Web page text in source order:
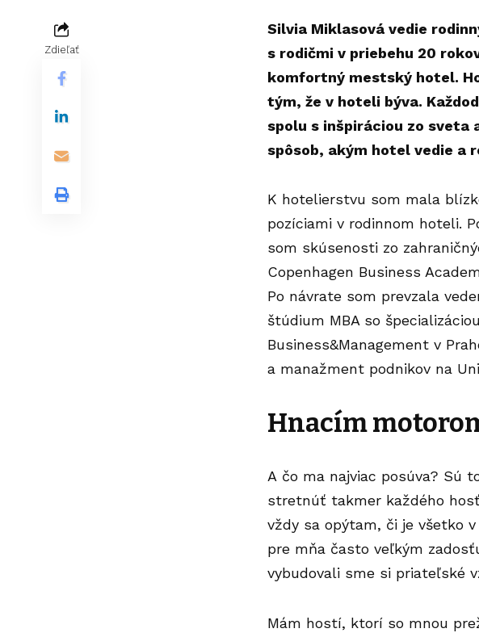
Zdieľať
Silvia Miklasová vedie
s rodičmi v priebehu 20
komfortný mestský hotel.
tým, že v hoteli býva.
spolu s inšpiráciou zo sveta
spôsob, akým hotel vedie a
K hotelierstvu som mala
pozíciami v rodinnom hoteli.
som skúsenosti zo
Copenhagen Business
Po návrate som prevzala
štúdium MBA so
Business&Management v
a manažment podnikov na
Hnacím
A čo ma najviac posúva? Sú
stretnúť takmer každého
vždy sa opýtam, či je všetko
pre mňa často veľkým
vybudovali sme si priateľské
Mám hostí, ktorí so mnou